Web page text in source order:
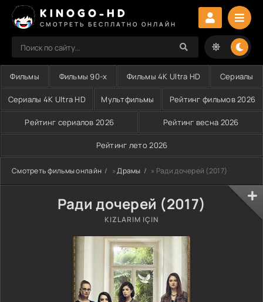
KINOGO-HD
СМОТРЕТЬ БЕСПЛАТНО ОНЛАЙН
Фильмы Фильмы 90-х Фильмы 4K Ultra HD Сериалы
Сериалы 4K Ultra HD Мультфильмы Рейтинг фильмов 2026
Рейтинг сериалов 2026 Рейтинг весна 2026
Рейтинг лето 2026
Смотреть фильмы онлайн »Драмы » Ради дочерей (2017)
Ради дочерей (2017)
KIZLARIM IÇIN